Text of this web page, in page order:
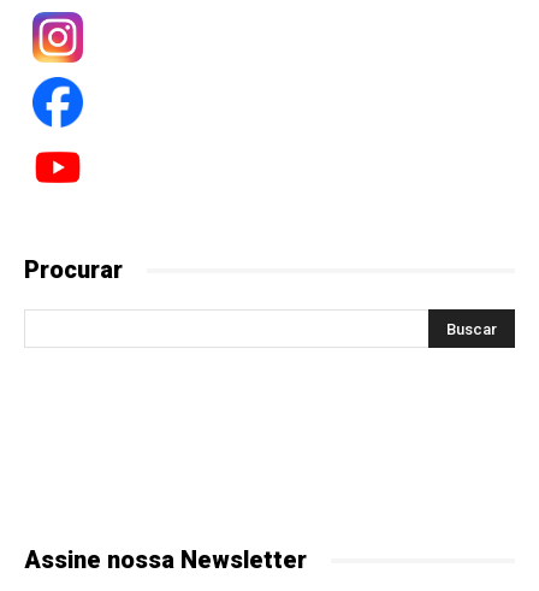
Procurar
Assine nossa Newsletter